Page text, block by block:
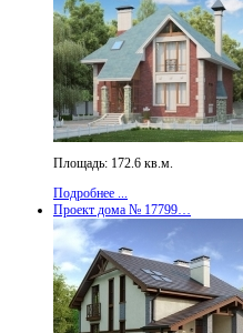
Площадь: 172.6 кв.м.
Подробнее ...
Проект дома № 17799…